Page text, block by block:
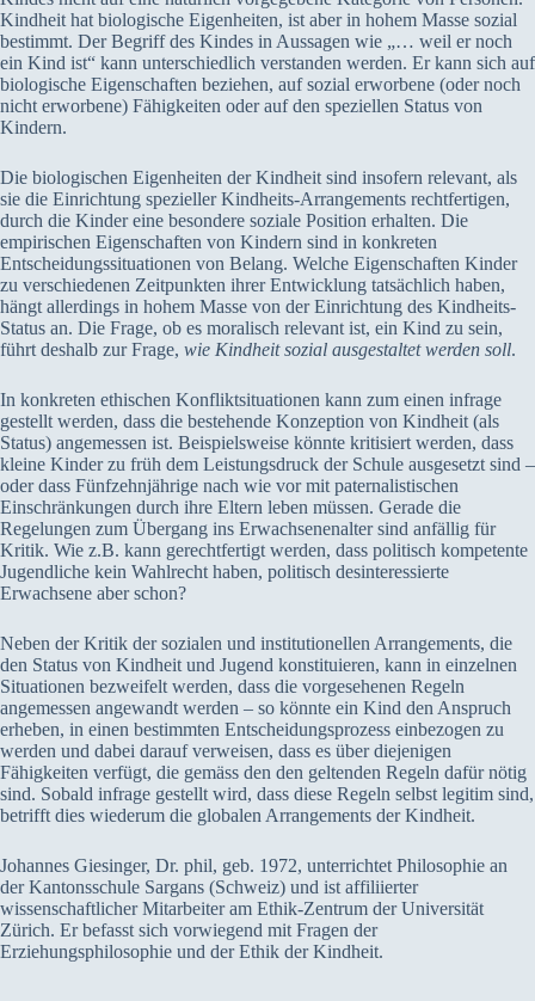
Kindheit hat biologische Eigenheiten, ist aber in hohem Masse sozial
bestimmt. Der Begriff des Kindes in Aussagen wie „… weil er noch
ein Kind ist“ kann unterschiedlich verstanden werden. Er kann sich auf
biologische Eigenschaften beziehen, auf sozial erworbene (oder noch
nicht erworbene) Fähigkeiten oder auf den speziellen Status von
Kindern.
Die biologischen Eigenheiten der Kindheit sind insofern relevant, als
sie die Einrichtung spezieller Kindheits-Arrangements rechtfertigen,
durch die Kinder eine besondere soziale Position erhalten. Die
empirischen Eigenschaften von Kindern sind in konkreten
Entscheidungssituationen von Belang. Welche Eigenschaften Kinder
zu verschiedenen Zeitpunkten ihrer Entwicklung tatsächlich haben,
hängt allerdings in hohem Masse von der Einrichtung des Kindheits-
Status an. Die Frage, ob es moralisch relevant ist, ein Kind zu sein,
führt deshalb zur Frage, wie Kindheit sozial ausgestaltet werden soll.
In konkreten ethischen Konfliktsituationen kann zum einen infrage
gestellt werden, dass die bestehende Konzeption von Kindheit (als
Status) angemessen ist. Beispielsweise könnte kritisiert werden, dass
kleine Kinder zu früh dem Leistungsdruck der Schule ausgesetzt sind –
oder dass Fünfzehnjährige nach wie vor mit paternalistischen
Einschränkungen durch ihre Eltern leben müssen. Gerade die
Regelungen zum Übergang ins Erwachsenenalter sind anfällig für
Kritik. Wie z.B. kann gerechtfertigt werden, dass politisch kompetente
Jugendliche kein Wahlrecht haben, politisch desinteressierte
Erwachsene aber schon?
Neben der Kritik der sozialen und institutionellen Arrangements, die
den Status von Kindheit und Jugend konstituieren, kann in einzelnen
Situationen bezweifelt werden, dass die vorgesehenen Regeln
angemessen angewandt werden – so könnte ein Kind den Anspruch
erheben, in einen bestimmten Entscheidungsprozess einbezogen zu
werden und dabei darauf verweisen, dass es über diejenigen
Fähigkeiten verfügt, die gemäss den den geltenden Regeln dafür nötig
sind. Sobald infrage gestellt wird, dass diese Regeln selbst legitim sind,
betrifft dies wiederum die globalen Arrangements der Kindheit.
Johannes Giesinger, Dr. phil, geb. 1972, unterrichtet Philosophie an
der Kantonsschule Sargans (Schweiz) und ist affiliierter
wissenschaftlicher Mitarbeiter am Ethik-Zentrum der Universität
Zürich. Er befasst sich vorwiegend mit Fragen der
Erziehungsphilosophie und der Ethik der Kindheit.